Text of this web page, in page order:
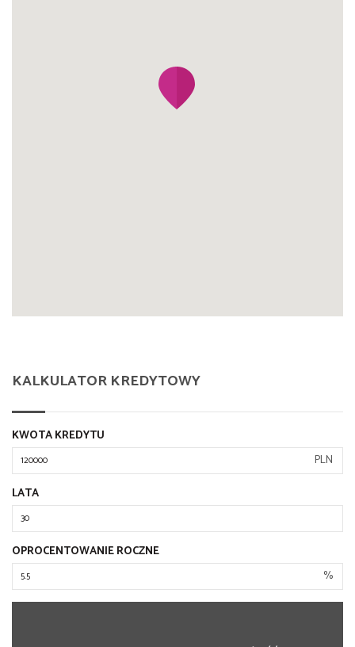
KALKULATOR KREDYTOWY
KWOTA KREDYTU
PLN
LATA
OPROCENTOWANIE ROCZNE
%